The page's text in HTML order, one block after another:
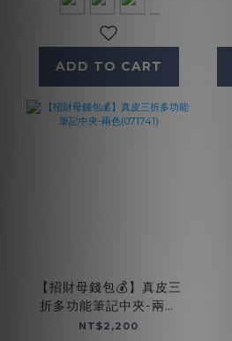
ADD TO CART
【招財母錢包💰】真皮三
折多功能筆記中夾-兩色
(071741)
NT$2,200